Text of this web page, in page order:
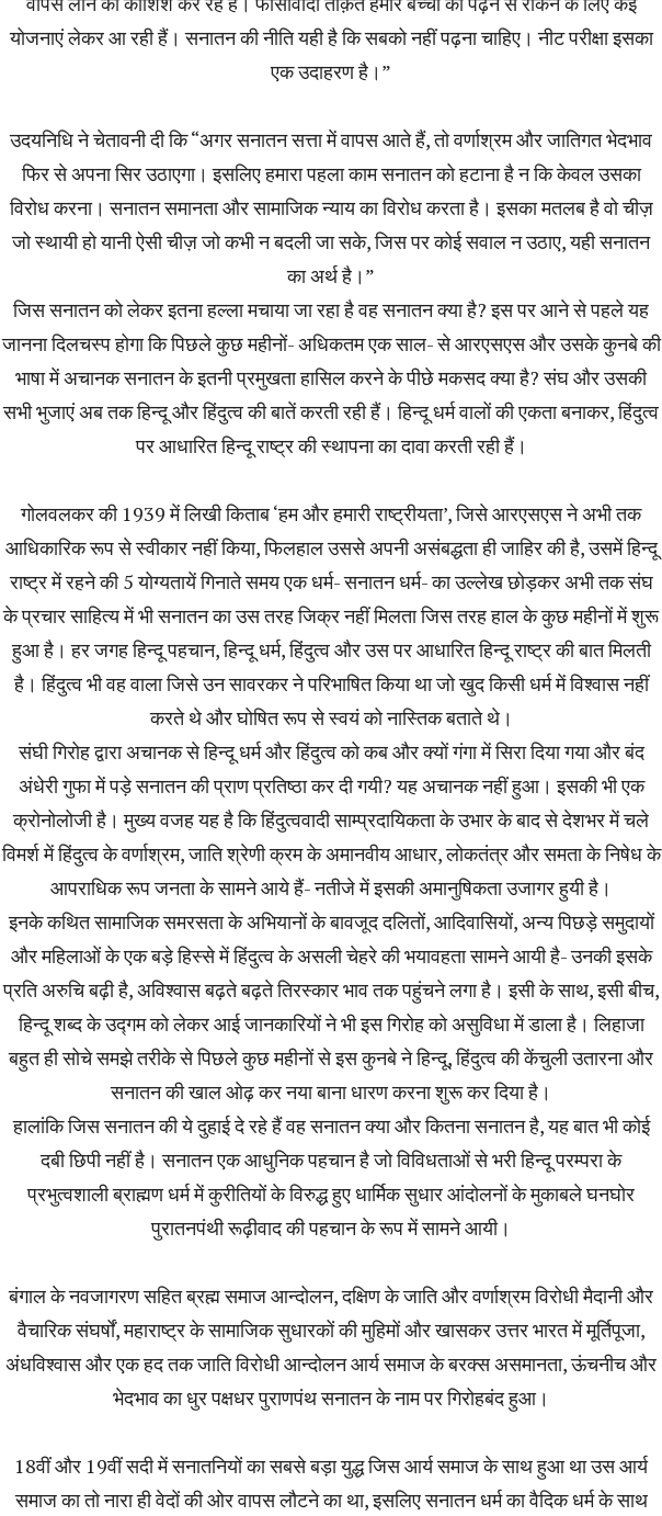
योजनाएं लेकर आ रही हैं। सनातन की नीति यही है कि सबको नहीं पढ़ना चाहिए। नीट परीक्षा इसका
एक उदाहरण है।”
उदयनिधि ने चेतावनी दी कि “अगर सनातन सत्ता में वापस आते हैं, तो वर्णाश्रम और जातिगत भेदभाव
फिर से अपना सिर उठाएगा। इसलिए हमारा पहला काम सनातन को हटाना है न कि केवल उसका
विरोध करना। सनातन समानता और सामाजिक न्याय का विरोध करता है। इसका मतलब है वो चीज़
जो स्थायी हो यानी ऐसी चीज़ जो कभी न बदली जा सके, जिस पर कोई सवाल न उठाए, यही सनातन
का अर्थ है।”
जिस सनातन को लेकर इतना हल्ला मचाया जा रहा है वह सनातन क्या है? इस पर आने से पहले यह
जानना दिलचस्प होगा कि पिछले कुछ महीनों- अधिकतम एक साल- से आरएसएस और उसके कुनबे की
भाषा में अचानक सनातन के इतनी प्रमुखता हासिल करने के पीछे मकसद क्या है? संघ और उसकी
सभी भुजाएं अब तक हिन्दू और हिंदुत्व की बातें करती रही हैं। हिन्दू धर्म वालों की एकता बनाकर, हिंदुत्व
पर आधारित हिन्दू राष्ट्र की स्थापना का दावा करती रही हैं।
गोलवलकर की 1939 में लिखी किताब ‘हम और हमारी राष्ट्रीयता’, जिसे आरएसएस ने अभी तक
आधिकारिक रूप से स्वीकार नहीं किया, फिलहाल उससे अपनी असंबद्धता ही जाहिर की है, उसमें हिन्दू
राष्ट्र में रहने की 5 योग्यतायें गिनाते समय एक धर्म- सनातन धर्म- का उल्लेख छोड़कर अभी तक संघ
के प्रचार साहित्य में भी सनातन का उस तरह जिक्र नहीं मिलता जिस तरह हाल के कुछ महीनों में शुरू
हुआ है। हर जगह हिन्दू पहचान, हिन्दू धर्म, हिंदुत्व और उस पर आधारित हिन्दू राष्ट्र की बात मिलती
है। हिंदुत्व भी वह वाला जिसे उन सावरकर ने परिभाषित किया था जो खुद किसी धर्म में विश्वास नहीं
करते थे और घोषित रूप से स्वयं को नास्तिक बताते थे।
संघी गिरोह द्वारा अचानक से हिन्दू धर्म और हिंदुत्व को कब और क्यों गंगा में सिरा दिया गया और बंद
अंधेरी गुफा में पड़े सनातन की प्राण प्रतिष्ठा कर दी गयी? यह अचानक नहीं हुआ। इसकी भी एक
क्रोनोलोजी है। मुख्य वजह यह है कि हिंदुत्ववादी साम्प्रदायिकता के उभार के बाद से देशभर में चले
विमर्श में हिंदुत्व के वर्णाश्रम, जाति श्रेणी क्रम के अमानवीय आधार, लोकतंत्र और समता के निषेध के
आपराधिक रूप जनता के सामने आये हैं- नतीजे में इसकी अमानुषिकता उजागर हुयी है।
इनके कथित सामाजिक समरसता के अभियानों के बावजूद दलितों, आदिवासियों, अन्य पिछड़े समुदायों
और महिलाओं के एक बड़े हिस्से में हिंदुत्व के असली चेहरे की भयावहता सामने आयी है- उनकी इसके
प्रति अरुचि बढ़ी है, अविश्वास बढ़ते बढ़ते तिरस्कार भाव तक पहुंचने लगा है। इसी के साथ, इसी बीच,
हिन्दू शब्द के उद्गम को लेकर आई जानकारियों ने भी इस गिरोह को असुविधा में डाला है। लिहाजा
बहुत ही सोचे समझे तरीके से पिछले कुछ महीनों से इस कुनबे ने हिन्दू, हिंदुत्व की केंचुली उतारना और
सनातन की खाल ओढ़ कर नया बाना धारण करना शुरू कर दिया है।
हालांकि जिस सनातन की ये दुहाई दे रहे हैं वह सनातन क्या और कितना सनातन है, यह बात भी कोई
दबी छिपी नहीं है। सनातन एक आधुनिक पहचान है जो विविधताओं से भरी हिन्दू परम्परा के
प्रभुत्वशाली ब्राह्मण धर्म में कुरीतियों के विरुद्ध हुए धार्मिक सुधार आंदोलनों के मुकाबले घनघोर
पुरातनपंथी रूढ़ीवाद की पहचान के रूप में सामने आयी।
बंगाल के नवजागरण सहित ब्रह्म समाज आन्दोलन, दक्षिण के जाति और वर्णाश्रम विरोधी मैदानी और
वैचारिक संघर्षों, महाराष्ट्र के सामाजिक सुधारकों की मुहिमों और खासकर उत्तर भारत में मूर्तिपूजा,
अंधविश्वास और एक हद तक जाति विरोधी आन्दोलन आर्य समाज के बरक्स असमानता, ऊंचनीच और
भेदभाव का धुर पक्षधर पुराणपंथ सनातन के नाम पर गिरोहबंद हुआ।
18वीं और 19वीं सदी में सनातनियों का सबसे बड़ा युद्ध जिस आर्य समाज के साथ हुआ था उस आर्य
समाज का तो नारा ही वेदों की ओर वापस लौटने का था, इसलिए सनातन धर्म का वैदिक धर्म के साथ